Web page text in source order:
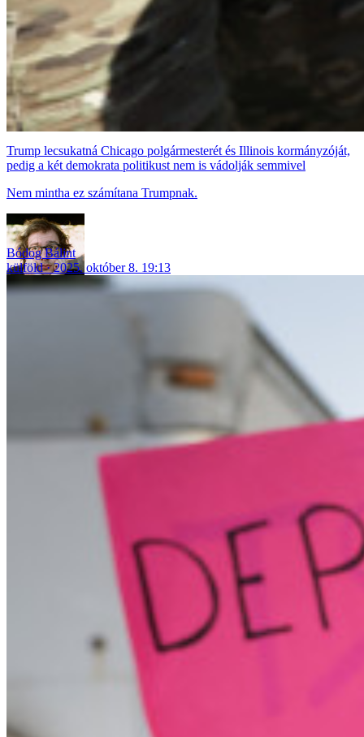
Trump lecsukatná Chicago polgármesterét és Illinois kormányzóját,
pedig a két demokrata politikust nem is vádolják semmivel
Nem mintha ez számítana Trumpnak.
Bódog Bálint
külföld
2025. október 8. 19:13